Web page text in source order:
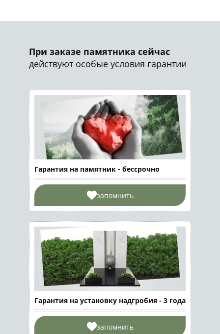
При заказе памятника сейчас
действуют особые условия гарантии
Гарантия на памятник - бессрочно
запомнить
Гарантия на установку надгробия - 3 года
запомнить